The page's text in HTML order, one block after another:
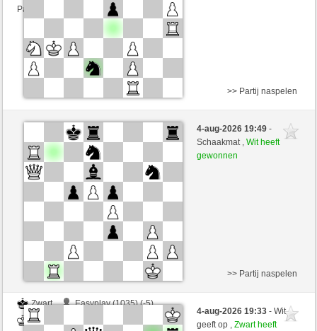
Partij telt mee voor de ranglijst
Zwart
gmancino (1369) (+14)
Mike88 (1328) (-14)
Speelduur: 5 minutes/side + 5 seconds/move
Partij telt mee voor de ranglijst
>> Partij naspelen
4-aug-2026 19:49-
Schaakmat ,Wit heeft
gewonnen
Zwart
Easyplay (1035) (-5)
Wit
>> Partij naspelen
4-aug-2026 19:33- Wit
geeft op ,Zwart heeft